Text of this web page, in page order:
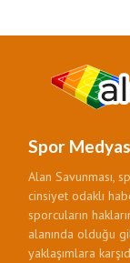
Spor
Alan Savunması,
cinsiyet odaklı
sporcuların
alanında olduğu
yaklaşımlara